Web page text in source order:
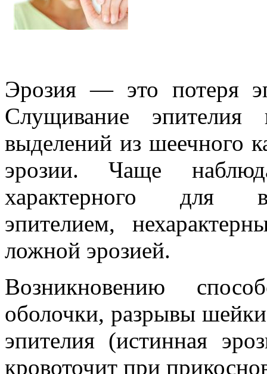
Эрозия — это потеря
Слущивание эпителия
выделений из шеечного
эрозии. Чаще
характерного для
эпителием,
ложной эрозией.
Возникновению
оболочки, разрывы
эпителия (истинная
кровоточит при